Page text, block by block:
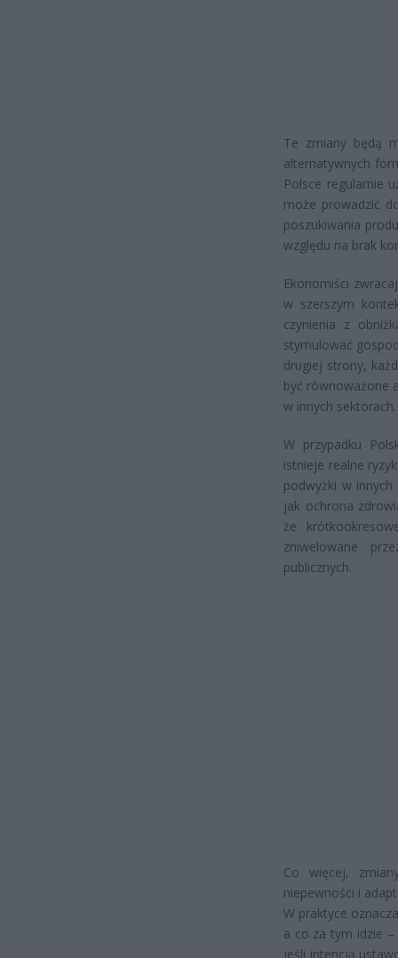
Te zmiany będą
alternatywnych
Polsce regularnie
może prowadzić
poszukiwania
względu na brak
Ekonomiści
w szerszym
czynienia z
stymulować
drugiej strony,
być równoważone
w innych sektorach.
W przypadku
istnieje realne
podwyżki w
jak ochrona
że
zniwelowane
publicznych.
Co więcej,
niepewności i
W praktyce
a co za tym idzie
jeśli intencją